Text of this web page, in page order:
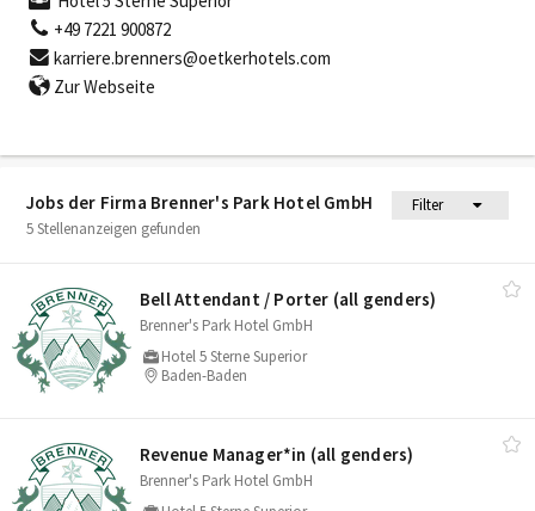
Jobs der Firma Brenner's Park Hotel GmbH
Filter
5 Stellenanzeigen gefunden
Bell Attendant /​ Porter (all genders)
Brenner's Park Hotel GmbH
Hotel 5 Sterne Superior
Baden-Baden
Revenue Manager*in (all genders)
Brenner's Park Hotel GmbH
+49 7221 900872
karriere.brenners@oetkerhotels.com
Zur Webseite